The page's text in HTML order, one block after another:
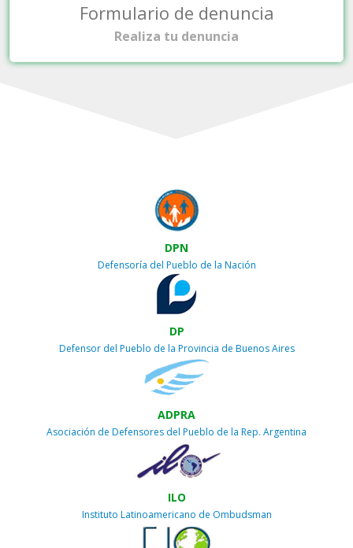
Formulario de denuncia
Realiza tu denuncia
DPN
Defensoría del Pueblo de la Nación
DP
Defensor del Pueblo de la Provincia de Buenos Aires
ADPRA
Asociación de Defensores del Pueblo de la Rep. Argentina
ILO
Instituto Latinoamericano de Ombudsman